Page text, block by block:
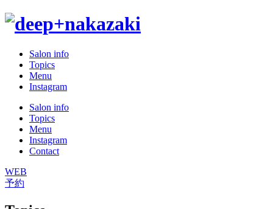
Salon info
Topics
Menu
Instagram
Salon info
Topics
Menu
Instagram
Contact
WEB
予約